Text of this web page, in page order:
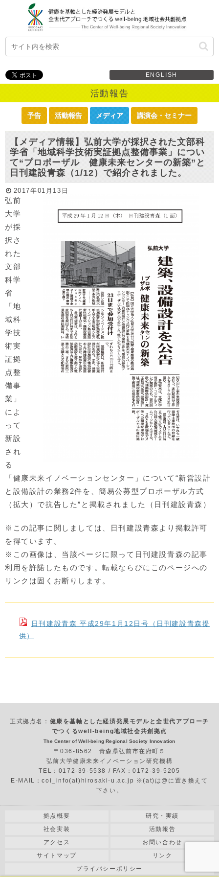
ENGLISH
活動報告
予告 活動報告 メディア 講演会・セミナー
【メディア情報】弘前大学が採択された文部科
学省「地域科学技術実証拠点整備事業」につい
て“プロポーザル 健康未来センターの新築”と
日刊建設青森（1/12）で紹介されました。
2017年01月13日
弘前
大学
が採
択さ
れた
文部
科学
省
「地
域科
学技
術実
証拠
点整
備事
業」
によ
って
新設
され
る
「健康未来イノベーションセンター」について“新営設計
と設備設計の業務2件を、簡易公募型プロポーザル方式
（拡大）で抗告した”と掲載されました（日刊建設青森）
※この記事に関しましては、日刊建設青森より掲載許可
を得ています。
※この画像は、当該ページに限って日刊建設青森の記事
利用を許諾したものです。転載ならびにこのページへの
リンクは固くお断りします。
日刊建設青森 平成29年1月12日号（日刊建設青森提
供）
正式拠点名： 健康を基軸とした経済発展モデルと全世代アプローチ
でつくるwell-being地域社会共創拠点
The Center of Well-being Regional Society Innovation
〒036-8562 青森県弘前市在府町５
弘前大学健康未来イノベーション研究機構
TEL：0172-39-5538 / FAX：0172-39-5205
E-MAIL：coi_info(at)hirosaki-u.ac.jp ※(at)は@に置き換えて
下さい。
拠点概要
研究・実績
社会実装
活動報告
アクセス
お問い合わせ
サイトマップ
リンク
プライバシーポリシー